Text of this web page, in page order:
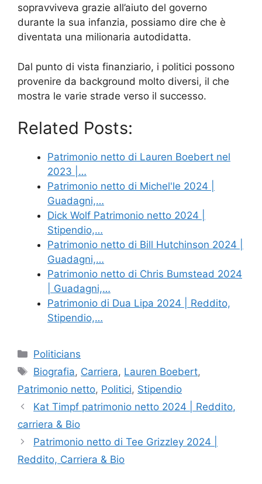
sopravviveva grazie all’aiuto del governo
durante la sua infanzia, possiamo dire che è
diventata una milionaria autodidatta.
Dal punto di vista finanziario, i politici possono
provenire da background molto diversi, il che
mostra le varie strade verso il successo.
Related Posts:
Patrimonio netto di Lauren Boebert nel
2023 |…
Patrimonio netto di Michel'le 2024 |
Guadagni,…
Dick Wolf Patrimonio netto 2024 |
Stipendio,…
Patrimonio netto di Bill Hutchinson 2024 |
Guadagni,…
Patrimonio netto di Chris Bumstead 2024
| Guadagni,…
Patrimonio di Dua Lipa 2024 | Reddito,
Stipendio,…
Categories
Politicians
Tags
Biografia, Carriera, Lauren Boebert,
Patrimonio netto, Politici, Stipendio
Kat Timpf patrimonio netto 2024 | Reddito,
carriera & Bio
Patrimonio netto di Tee Grizzley 2024 |
Reddito, Carriera & Bio